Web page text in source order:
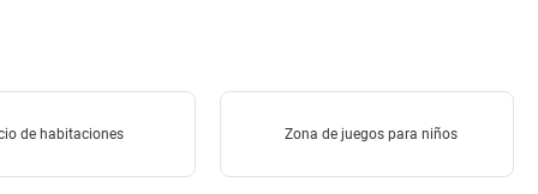
de habitaciones Zona de juegos para niños